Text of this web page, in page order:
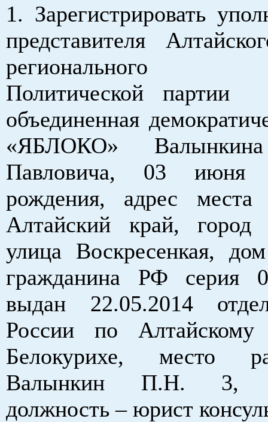
1. Зарегистрировать
представителя
регионального
Политической партии
объединенная
«ЯБЛОКО»
Павловича, 03 июня
рождения, адрес места
Алтайский край, город
улица Воскресенкая,
гражданина РФ серия
выдан 22.05.2014
России по
Белокурихе, место
Валынкин П.Н. 3,
должность – юрист